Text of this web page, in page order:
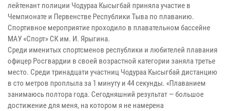
лейтенант полиции Чодураа Кысыгбай приняла участие в
Чемпионате и Первенстве Республики Тыва по плаванию.
Спортивное мероприятие проходило в плавательном бассейне
МАУ «Спорт» СК им. И. Ярыгина.
Среди именитых спортсменов республики и любителей плавания
офицер Росгвардии в своей возрастной категории заняла третье
место. Среди тринадцати участниц Чодураа Кысыгбай дистанцию
в сто метров проплыла за 1 минуту и 44 секунды. «Плаванием
занимаюсь полтора года. Сегодняшний результат — большое
достижение для меня, на котором я не намерена